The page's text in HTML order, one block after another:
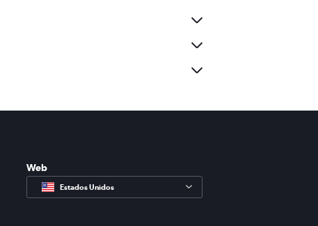
Web
Estados Unidos